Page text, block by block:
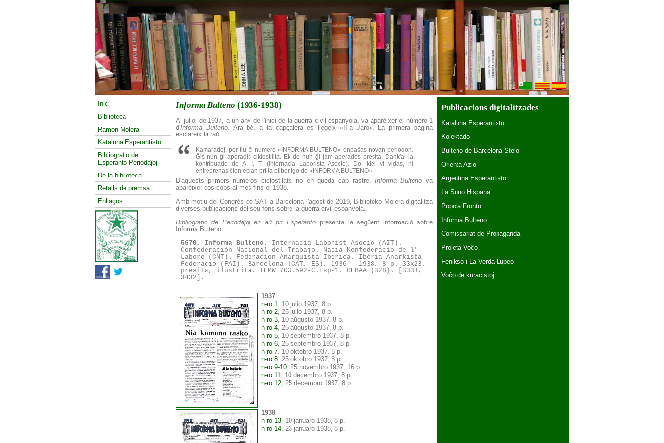
Inici
Biblioteca
Ramon Molera
Kataluna Esperantisto
Bibliografio de
Esperanto Periodaĵoj
De la biblioteca
Retalls de premsa
Enllaços
Informa Bulteno (1936-1938)
Al juliol de 1937, a un any de l'inici de la guerra civil espanyola, va aparèixer el número 1
d'Informa Bulteno. Ara bé, a la capçalera es llegeix «II-a Jaro». La primera pàgina
esclareix la raó:
Kamaradoj, per tiu ĉi numero «INFORMA BULTENO» enpaŝas novan periodon.
Ĝis nun ĝi aperadis ciklostilita. Ek de nun ĝi jam aperados presita. Dank'al la
kontribuado de A. I. T. (Internacia Laborista Asocio). Do, kiel vi vidas, ni
entreprenas ĉion eblan pri la plibonigo de «INFORMA BULTENO».
D'aquests primers números ciclostilats no en queda cap rastre. Informa Bulteno va
aparèixer dos cops al mes fins el 1938.
Amb motiu del Congrés de SAT a Barcelona l'agost de 2019, Biblioteko Molera digitalitza
diverses publicacions del seu fons sobre la guerra civil espanyola.
Bibliografio de Periodaĵoj en aŭ pri Esperantopresenta la següent informació sobre
Informa Bulteno:
5670. Informa Bulteno.
Internacia Laborist-Asocio (AIT).
Confederación Nacional del Trabajo. Nacia Konfederacio de l'
Laboro (CNT). Federacion Anarquista Iberica. Iberia Anarkista
Federacio (FAI). Barcelona (CAT, ES), 1936 - 1938, 8 p. 33x23,
presita, ilustrita. IEMW 703.592-C.Esp-1. GEBAA (328). [3333,
3432].
1937
n-ro 1, 10 julio 1937, 8 p.
n-ro 2, 25 julio 1937, 8 p.
n-ro 3, 10 aŭgusto 1937, 8 p.
n-ro 4, 25 aŭgusto 1937, 8 p.
n-ro 5, 10 septembro 1937, 8 p.
n-ro 6, 25 septembro 1937, 8 p.
n-ro 7, 10 oktobro 1937, 8 p.
n-ro 8, 25 oktobro 1937, 8 p.
n-ro 9-10, 25 novembro 1937, 16 p.
n-ro 11, 10 decembro 1937, 8 p.
n-ro 12, 25 decembro 1937, 8 p.
1938
n-ro 13, 10 januaro 1938, 8 p.
n-ro 14, 23 januaro 1938, 8 p.
Publicacions digitalitzades
Kataluna Esperantisto
Kolektado
Bulteno de Barcelona Stelo
Orienta Azio
Argentina Esperantisto
La Suno Hispana
Popola Fronto
Informa Bulteno
Comissariat de Propaganda
Proleta Voĉo
Fenikso i La Verda Lupeo
Voĉo de kuracistoj